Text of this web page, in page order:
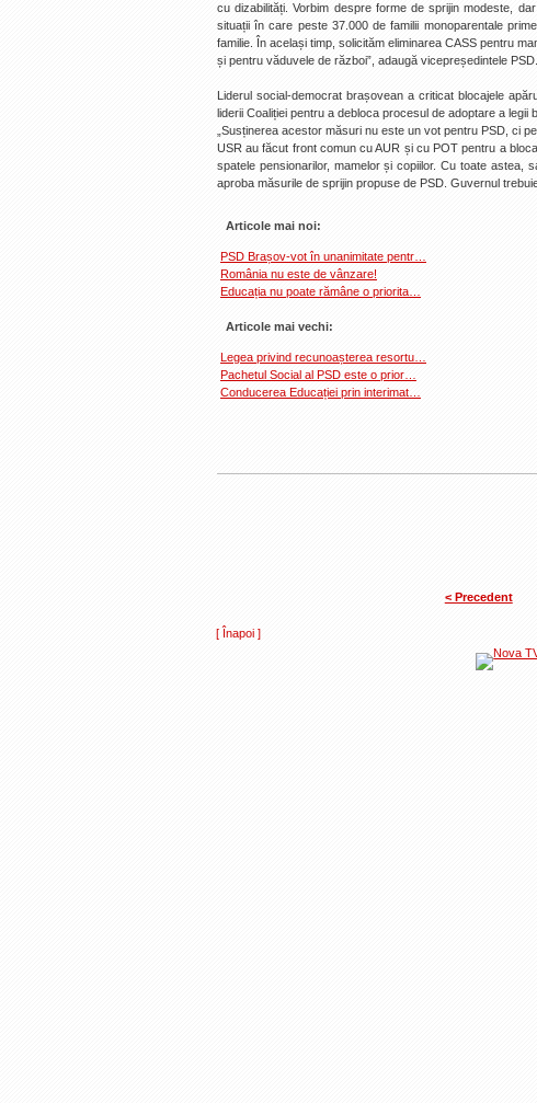
cu dizabilități. Vorbim despre forme de sprijin modeste,
situații în care peste 37.000 de familii monoparentale
familie. În același timp, solicităm eliminarea CASS pentru
și pentru văduvele de război”, adaugă vicepreședintele PSD.
Liderul social-democrat brașovean a criticat blocajele
liderii Coaliției pentru a debloca procesul de adoptare a legii
„Susținerea acestor măsuri nu este un vot pentru PSD, ci
USR au făcut front comun cu AUR și cu POT pentru a
spatele pensionarilor, mamelor și copiilor. Cu toate astea,
aproba măsurile de sprijin propuse de PSD. Guvernul
Articole mai noi:
PSD Brașov-vot în unanimitate pentr…
România nu este de vânzare!
Educația nu poate rămâne o priorita…
Articole mai vechi:
Legea privind recunoașterea resortu…
Pachetul Social al PSD este o prior…
Conducerea Educației prin interimat…
< Precedent
[ Înapoi ]